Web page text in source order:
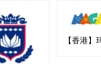
【香港】